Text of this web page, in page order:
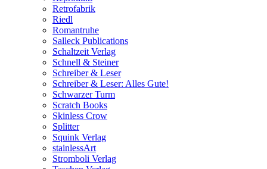
Retrofabrik
Riedl
Romantruhe
Salleck Publications
Schaltzeit Verlag
Schnell & Steiner
Schreiber & Leser
Schreiber & Leser: Alles Gute!
Schwarzer Turm
Scratch Books
Skinless Crow
Splitter
Squink Verlag
stainlessArt
Stromboli Verlag